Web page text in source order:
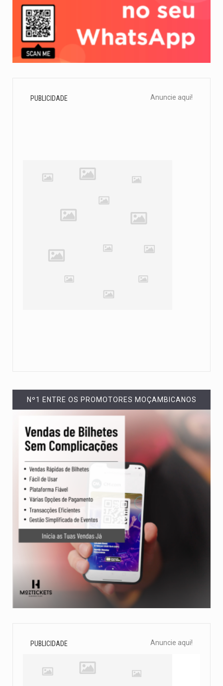
PUBLICIDADE Anuncie aqui!
Nº1 ENTRE OS PROMOTORES MOÇAMBICANOS
PUBLICIDADE Anuncie aqui!